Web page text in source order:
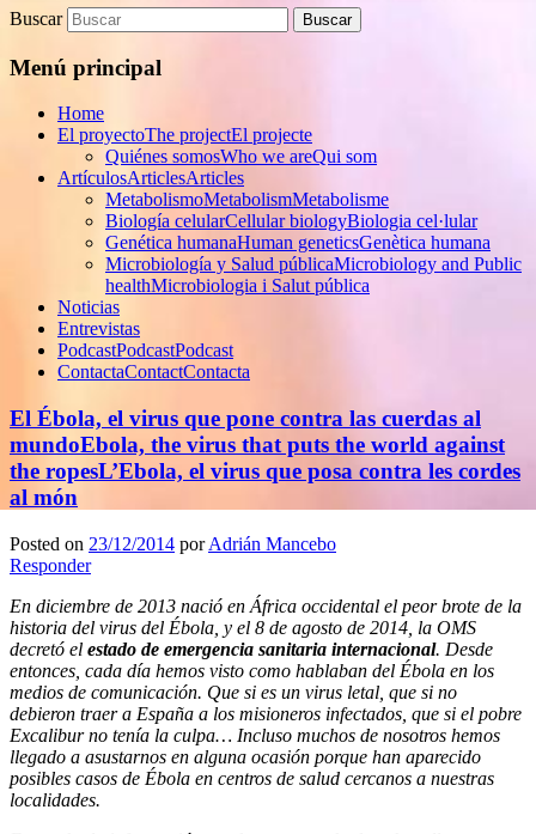
Buscar
Menú principal
Home
El proyectoThe projectEl projecte
Quiénes somosWho we areQui som
ArtículosArticlesArticles
MetabolismoMetabolismMetabolisme
Biología celularCellular biologyBiologia cel·lular
Genética humanaHuman geneticsGenètica humana
Microbiología y Salud públicaMicrobiology and Public
healthMicrobiologia i Salut pública
Noticias
Entrevistas
PodcastPodcastPodcast
ContactaContactContacta
El Ébola, el virus que pone contra las cuerdas al
mundoEbola, the virus that puts the world against
the ropesL’Ebola, el virus que posa contra les cordes
al món
Posted on 23/12/2014 porAdrián Mancebo
Responder
En diciembre de 2013 nació en África occidental el peor brote de la
historia del virus del Ébola, y el 8 de agosto de 2014, la OMS
decretó el estado de emergencia sanitaria internacional. Desde
entonces, cada día hemos visto como hablaban del Ébola en los
medios de comunicación. Que si es un virus letal, que si no
debieron traer a España a los misioneros infectados, que si el pobre
Excalibur no tenía la culpa… Incluso muchos de nosotros hemos
llegado a asustarnos en alguna ocasión porque han aparecido
posibles casos de Ébola en centros de salud cercanos a nuestras
localidades.